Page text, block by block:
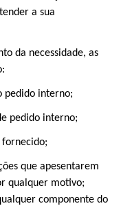
a sua
da necessidade, as
pedido interno;
pedido interno;
que apesentarem
qualquer motivo;
componente do